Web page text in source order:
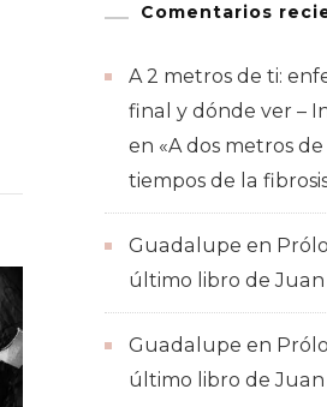
Comentarios
A 2 metros de ti:
final y dónde ver –
en «A dos metros
tiempos de la
Guadalupe en
último libro de
Guadalupe en
último libro de